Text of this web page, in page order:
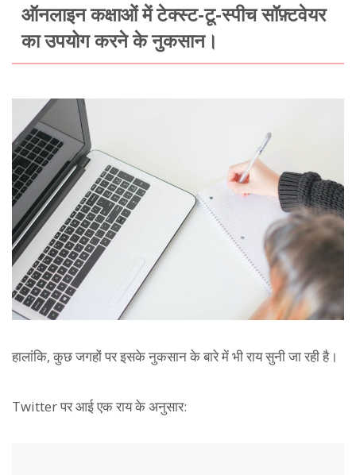
ऑनलाइन कक्षाओं में टेक्स्ट-टू-स्पीच सॉफ़्टवेयर
का उपयोग करने के नुकसान।
हालांकि, कुछ जगहों पर इसके नुकसान के बारे में भी राय सुनी जा रही है।
Twitter पर आई एक राय के अनुसार: